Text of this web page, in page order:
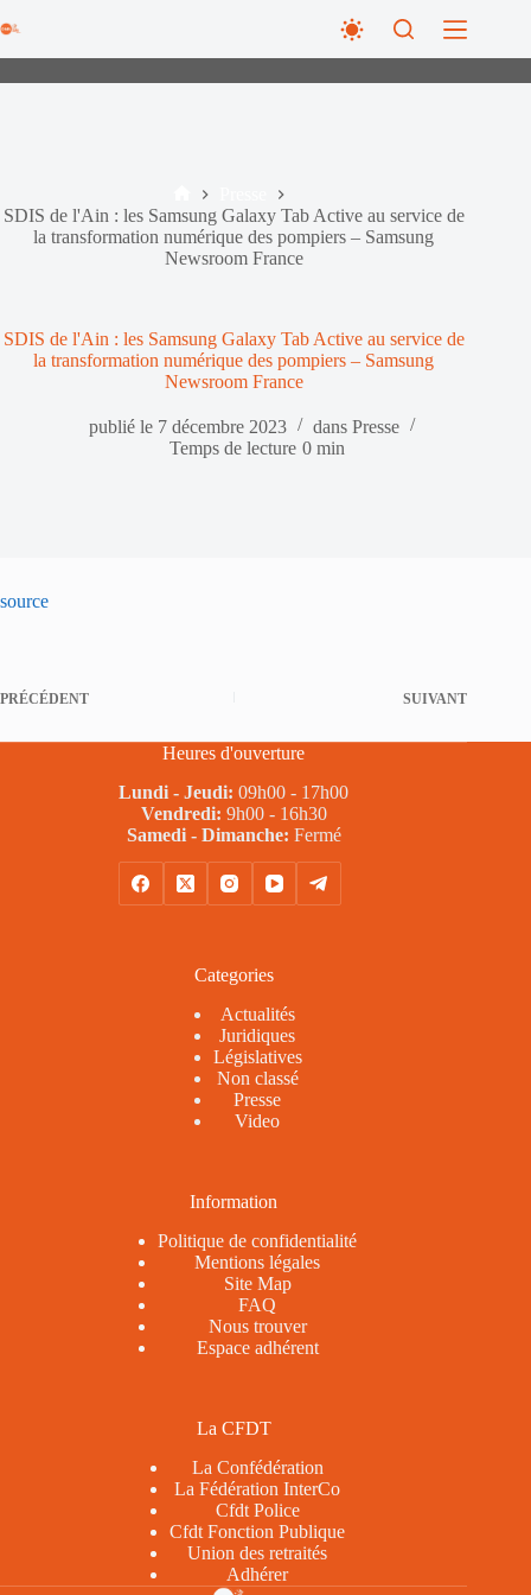
au
Accueil
SDIS de l'Ain : les Samsung Galaxy Tab Active au service de
la transformation numérique des pompiers – Samsung
Newsroom France
SDIS de l'Ain : les Samsung Galaxy Tab Active au service de
la transformation numérique des pompiers – Samsung
Newsroom France
publié le 7 décembre 2023 dans Presse
Temps de lecture 0 min
source
PRÉCÉDENT SUIVANT
Heures d'ouverture
Lundi - Jeudi: 09h00 - 17h00
Vendredi: 9h00 - 16h30
Samedi - Dimanche: Fermé
Categories
Actualités
Juridiques
Législatives
Non classé
Presse
Video
Information
Politique de confidentialité
Mentions légales
Site Map
FAQ
Nous trouver
Espace adhérent
La CFDT
La Confédération
La Fédération InterCo
Cfdt Police
Cfdt Fonction Publique
Union des retraités
Adhérer